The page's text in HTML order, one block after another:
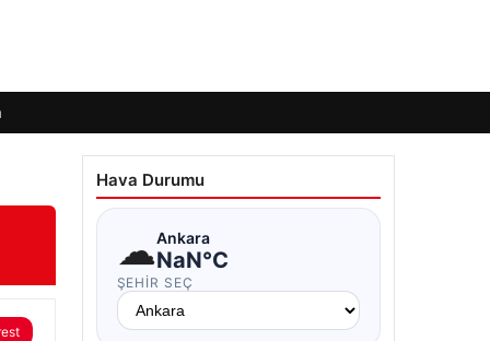
Hava Durumu
☁Ankara
NaN°C
ŞEHIR SEÇ